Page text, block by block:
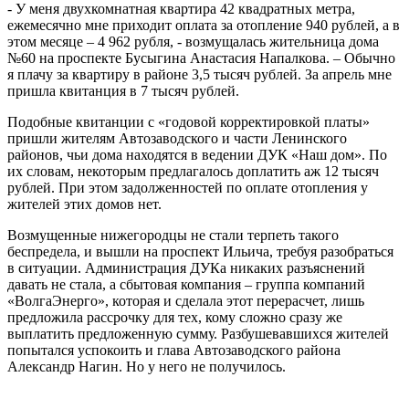
- У меня двухкомнатная квартира 42 квадратных метра,
ежемесячно мне приходит оплата за отопление 940 рублей, а в
этом месяце – 4 962 рубля, - возмущалась жительница дома
№60 на проспекте Бусыгина Анастасия Напалкова. – Обычно
я плачу за квартиру в районе 3,5 тысяч рублей. За апрель мне
пришла квитанция в 7 тысяч рублей.
Подобные квитанции с «годовой корректировкой платы»
пришли жителям Автозаводского и части Ленинского
районов, чьи дома находятся в ведении ДУК «Наш дом». По
их словам, некоторым предлагалось доплатить аж 12 тысяч
рублей. При этом задолженностей по оплате отопления у
жителей этих домов нет.
Возмущенные нижегородцы не стали терпеть такого
беспредела, и вышли на проспект Ильича, требуя разобраться
в ситуации. Администрация ДУКа никаких разъяснений
давать не стала, а сбытовая компания – группа компаний
«ВолгаЭнерго», которая и сделала этот перерасчет, лишь
предложила рассрочку для тех, кому сложно сразу же
выплатить предложенную сумму. Разбушевавшихся жителей
попытался успокоить и глава Автозаводского района
Александр Нагин. Но у него не получилось.